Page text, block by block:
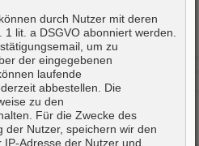
durch Nutzer mit deren
1 lit. a DSGVO abonniert werden.
um zu
der eingegebenen
laufende
abbestellen. Die
zu den
Für die Zwecke des
der Nutzer, speichern wir den
Adresse der Nutzer und